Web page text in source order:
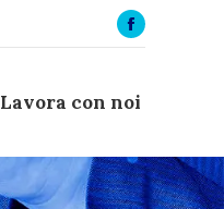
Facebook
opens
window
Lavora con noi